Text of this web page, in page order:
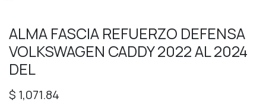
ALMA FASCIA REFUERZO DEFENSA
VOLKSWAGEN CADDY 2022 AL 2024
DEL
$ 1,071.84